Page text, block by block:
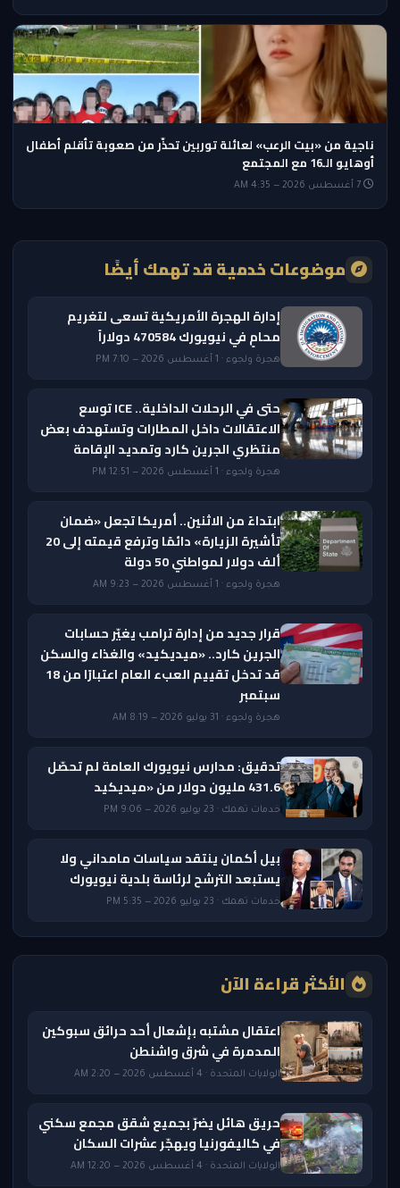
ناجية من «بيت الرعب» لعائلة توربين تحذّر من صعوبة تأقلم أطفال
أوهايو الـ16 مع المجتمع
موضوعات خدمية قد تهمك أيضًا
إدارة الهجرة الأمريكية تسعى لتغريم
محامٍ في نيويورك 470584 دولاراً
هجرة ولجوء · 1 أغسطس 2026 — 7:10 PM
حتى في الرحلات الداخلية.. ICE توسع
الاعتقالات داخل المطارات وتستهدف بعض
منتظري الجرين كارد وتمديد الإقامة
هجرة ولجوء · 1 أغسطس 2026 — 12:51 PM
ابتداءً من الاثنين.. أمريكا تجعل «ضمان
تأشيرة الزيارة» دائمًا وترفع قيمته إلى 20
ألف دولار لمواطني 50 دولة
هجرة ولجوء · 1 أغسطس 2026 — 9:23 AM
قرار جديد من إدارة ترامب يغيّر حسابات
الجرين كارد.. «ميديكيد» والغذاء والسكن
قد تدخل تقييم العبء العام اعتبارًا من 18
سبتمبر
هجرة ولجوء · 31 يوليو 2026 — 8:19 AM
تدقيق: مدارس نيويورك العامة لم تحصّل
431.6 مليون دولار من «ميديكيد
خدمات تهمك · 23 يوليو 2026 — 9:06 PM
بيل أكمان ينتقد سياسات مامداني ولا
يستبعد الترشح لرئاسة بلدية نيويورك
خدمات تهمك · 23 يوليو 2026 — 5:35 PM
الأكثر قراءة الآن
اعتقال مشتبه بإشعال أحد حرائق سبوكين
المدمرة في شرق واشنطن
الولايات المتحدة · 4 أغسطس 2026 — 2:20 AM
حريق هائل يضرّ بجميع شقق مجمع سكني
في كاليفورنيا ويهجّر عشرات السكان
الولايات المتحدة · 4 أغسطس 2026 — 12:20 AM